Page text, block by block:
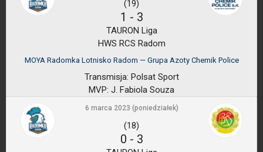
(19)
1 - 3
TAURON Liga
HWS RCS Radom
MOYA Radomka Lotnisko Radom — Grupa Azoty Chemik Police
Transmisja: Polsat Sport
MVP: J. Fabiola Souza
6 marca 2023 (poniedziałek)
(18)
0 - 3